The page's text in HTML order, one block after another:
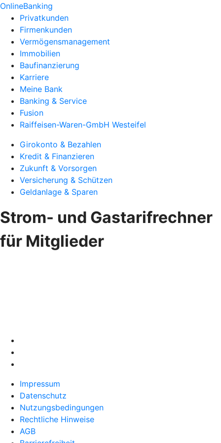
OnlineBanking
Privatkunden
Firmenkunden
Vermögensmanagement
Immobilien
Baufinanzierung
Karriere
Meine Bank
Banking & Service
Fusion
Raiffeisen-Waren-GmbH Westeifel
Girokonto & Bezahlen
Kredit & Finanzieren
Zukunft & Vorsorgen
Versicherung & Schützen
Geldanlage & Sparen
Strom- und Gastarifrechner
für Mitglieder
Impressum
Datenschutz
Nutzungsbedingungen
Rechtliche Hinweise
AGB